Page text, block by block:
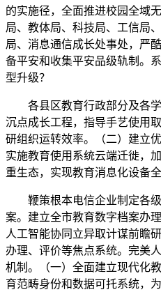
的实施径，全面推进校园全域
局、教体局、科技局、工信局
局、消息通信成长处事处，严
备平安和收集平安品级轨制。
型升级？
各县区教育行政部分及各学
沉点成长工程，指导手艺使用
研组织运转效率。（二）建立
实施教育使用系统云端迁徙，
重生态，实现教育消息化设备
鞭策根本电信企业制定各级
案。建立全市教育数字档案办
人工智能协同立异取计谋前瞻
办理、评价等焦点系统。完美
机制。（一）全面建立现代化
育范畴身份和数据可托系统，